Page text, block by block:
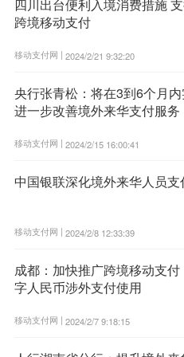
四川出台便利入境消费措施
跨境移动支付
移动支付网 | 2024/2/21 9:32:20
央行张青松：将在3到6个月
进一步改善境外来华支付服务
移动支付网 | 2024/2/15 16:00:41
中国银联深化境外来华人员支
移动支付网 | 2024/2/8 12:33:39
成都：加快推广跨境移动支付
字人民币涉外支付使用
移动支付网 | 2024/2/7 9:18:15